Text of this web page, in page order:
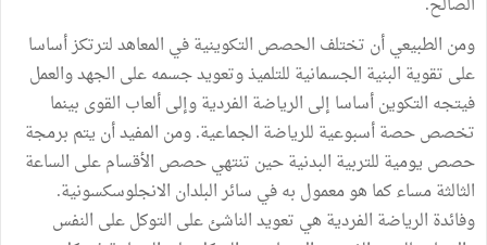
ومن الطبيعي أن تختلف الحصص التكوينية في المعاهد لترتكز أساسا
على تقوية البنية الجسمانية للتلميذ وتعويد جسمه على الجهد والعمل
فيتجه التكوين أساسا إلى الرياضة الفردية وإلى ألعاب القوى بينما
تخصص حصة أسبوعية للرياضة الجماعية. ومن المفيد أن يتم برمجة
حصص يومية للتربية البدنية حين تنتهي حصص الأقسام على الساعة
الثالثة مساء كما هو معمول به في سائر البلدان الانجلوسكسونية.
وفائدة الرياضة الفردية هي تعويد الناشئ على التوكل على النفس